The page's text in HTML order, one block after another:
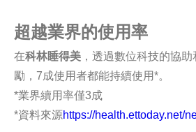
超越業界的使用率
在科林睡得美 ，透過數位科技的協
勵，7成使用者都能持續使用*。
*業界續用率僅3成
*資料來源https://health.ettoday.net/